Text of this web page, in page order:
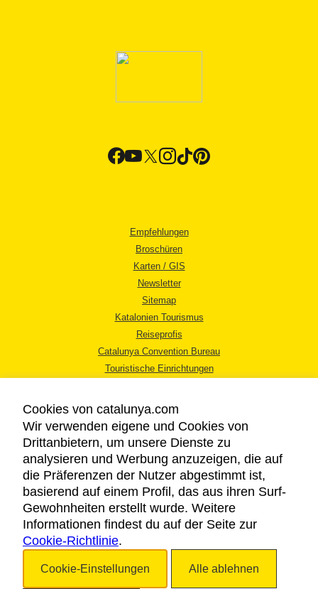
Empfehlungen
Broschüren
Karten / GIS
Newsletter
Sitemap
Katalonien Tourismus
Reiseprofis
Catalunya Convention Bureau
Touristische Einrichtungen
RECHTLICHER HINWEIS
DATENSCHUTZICHTLINIE
COOKIES
BARRIEREFREIHEIT
Cookies von catalunya.com
Wir verwenden eigene und Cookies von
Drittanbietern, um unsere Dienste zu
analysieren und Werbung anzuzeigen, die auf
die Präferenzen der Nutzer abgestimmt ist,
basierend auf einem Profil, das aus ihren Surf-
Gewohnheiten erstellt wurde. Weitere
Informationen findest du auf der Seite zur
Cookie-Richtlinie.
Cookie-Einstellungen Alle ablehnen